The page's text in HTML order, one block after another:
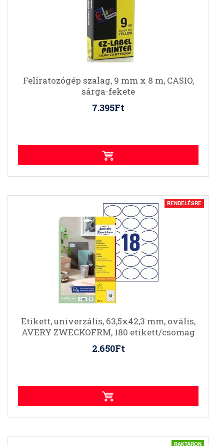
Feliratozógép szalag, 9 mm x 8 m, CASIO,
sárga-fekete
7.395Ft
RENDELÉSRE
Etikett, univerzális, 63,5x42,3 mm, ovális,
AVERY ZWECKOFRM, 180 etikett/csomag
2.650Ft
RAKTÁRON